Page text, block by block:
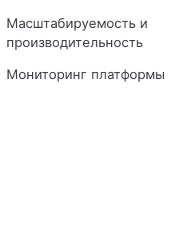
Масштабируемость и
производительность
Мониторинг платформы